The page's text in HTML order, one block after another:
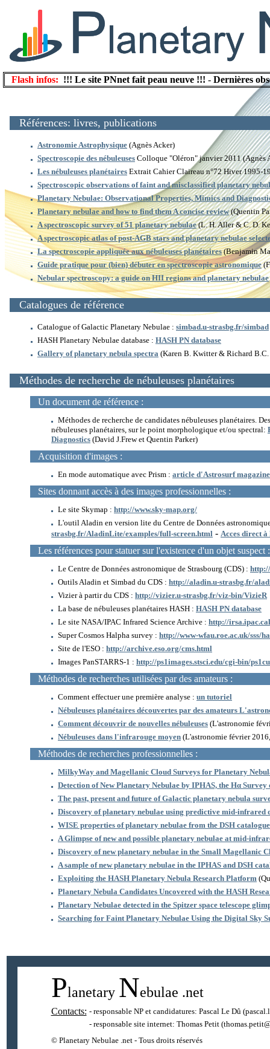
Flash infos: !!! Le site PNnet fait peau neuve !!! - Dernières
Références: livres, publications
Astronomie Astrophysique (Agnès Acker)
Spectroscopie des nébuleuses Colloque "Oléron" janvier 2011 (Agnès
Les nébuleuses planétaires Extrait Cahier Claireau n°72 Hiver 1995-
Spectroscopic observations of faint and misclassified planetary
Planetary Nebulae: Observational Properties, Mimics and
Planetary nebulae and how to find them A concise review(Quentin
A spectroscopic survey of 51 planetary nebulae(L. H. Aller & C. D.
A spectroscopic atlas of post-AGB stars and planetary nebulae
La spectroscopie appliquée aux nébuleuses planétaires(Benjamin
Guide pratique pour (bien) débuter en spectroscopie astronomique
Nebular spectroscopy: a guide on HII regions and planetary nebulae
Catalogues de référence
Catalogue of Galactic Planetary Nebulae : simbad.u-strasbg.fr/simbad
HASH Planetary Nebulae database : HASH PN database
Gallery of planetary nebula spectra (Karen B. Kwitter & Richard
Méthodes de recherche de nébuleuses planétaires
Un document de référence :
Méthodes de recherche de candidates nébuleuses planétaires.
nébuleuses planétaires, sur le point morphologique et/ou spectral:
Diagnostics (David J.Frew et Quentin Parker)
Acquisition d'images :
En mode automatique avec Prism : article d'Astrosurf magazine
Sites donnant accès à des images professionnelles :
Le site Skymap : http://www.sky-map.org/
L'outil Aladin en version lite du Centre de Données
strasbg.fr/AladinLite/examples/full-screen.html - Acces direct
Les références pour statuer sur l'existence d'un objet suspect :
Le Centre de Données astronomique de Strasbourg (CDS) :
Outils Aladin et Simbad du CDS : http://aladin.u-strasbg.fr/
Vizier à partir du CDS : http://vizier.u-strasbg.fr/viz-bin/VizieR
La base de nébuleuses planétaires HASH : HASH PN database
Le site NASA/IPAC Infrared Science Archive : http://
Super Cosmos Halpha survey : http://www-wfau.roe.ac.uk/sss/
Site de l'ESO : http://archive.eso.org/cms.html
Images PanSTARRS-1 : http://ps1images.stsci.edu/cgi-bin/
Méthodes de recherches utilisées par des amateurs :
Comment effectuer une première analyse : un tutoriel
Nébuleuses planétaires découvertes par des amateurs
Comment découvrir de nouvelles nébuleuses (L'astronomie
Nébuleuses dans l'infrarouge moyen (L'astronomie février
Méthodes de recherches professionnelles :
MilkyWay and Magellanic Cloud Surveys for Planetary
Detection of New Planetary Nebulae by IPHAS, the Hα
The past, present and future of Galactic planetary nebula
Discovery of planetary nebulae using predictive mid-infrared
WISE properties of planetary nebulae from the DSH catalogue
A Glimpse of new and possible planetary nebulae at mid-
Discovery of new planetary nebulae in the Small Magellanic
A sample of new planetary nebulae in the IPHAS and DSH
Exploiting the HASH Planetary Nebula Research Platform
Planetary Nebula Candidates Uncovered with the HASH
Planetary Nebulae detected in the Spitzer space telescope
Searching for Faint Planetary Nebulae Using the Digital Sky
Planetary Nebulae .net
Contacts: - responsable NP et candidatures: Pascal Le Dû
- responsable site internet: Thomas Petit
© Planetary Nebulae .net - Tous droits réservés